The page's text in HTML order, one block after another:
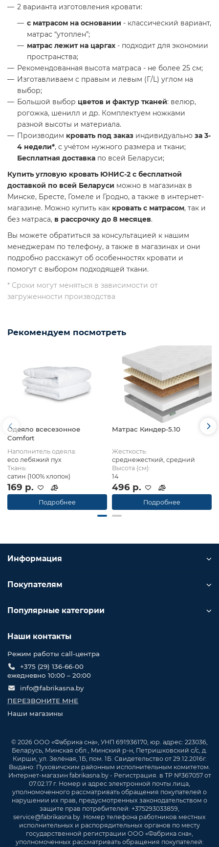
2 варианта изготовления кровати:
с матрасом на основании - классический вариант,
матрас “утоплен”;
матрас лежит на царгах - подходит для экономии
пространства;
Рекомендованная высота матраса - не более 25 см;
Изготавливаем с правым и левым (Г/L) углом на
выбор;
Большой выбор цветов и фактур тканей: велюр,
рогожка, шенилл и др. Комплектуем ножками
разной высоты и материала.
Производим кровать под заказ индивидуально за 3-
4 недели*, с учётом нужного размера и ткани;
Бесплатная доставка по всей Беларуси;
Купить угловую кровать ЮНИС-2 с бесплатной
доставкой по всей Беларуси можно в магазинах в
Минске, Бресте, Гомеле и Гродно, а также в интернет-
магазине. Можно купить как кровать с матрасом, так и
без матраса, в рассрочку до 8 месяцев.
Вы можете обратиться за консультацией к нашим
менеджерам по телефону, а также в магазинах и они
подробно расскажут об особенностях кровати и
помогут с выбором подходящей ткани.
* Сроки могут меняться в зависимости от
загруженности производства
Рекомендуем посмотреть
Одеяло всесезонное
Comfort
Наполнитель одеяла:
eco лебяжий пух
Ткань:
сатин (100% хлопок)
169 р.
Подробнее
Матрас Киндер-5.10
Жесткость:
среднежесткий, средний
Высота (см):
14
496 р.
Подробнее
Информация
Покупателям
Популярные категории
Наши контакты
Режим работы call-центра
+375 (29) 136-66-00
ежедневно 10:00 – 20:00
info@fabrikasna.by
ПЕРЕЗВОНИТЕ МНЕ
Наши магазины
© 2026 ООО «Фабрика сна», УНП 691936170, юр. адрес: 223036,
Беларусь, Минская обл., Минский р-н, Петришковский с/с, д.
Кирши, ул. Зелёная, 1Б, пом. 1Б. Свидетельство от 29.12.2016г.
Выдано: Пуховичским районным исполнительным комитетом.
Интернет-магазин fabrikasna.by - Регистрация. в ТР №367057 от
07.02.17 г. Номер и адрес электронной почты лица,
уполномоченного рассматривать обращения покупателей о
нарушении их прав, предусмотренных законодательством о
защите прав потребителей: +375293033859,
service@fabrikasna.by. Номер телефона работников местных
исполнительных и распорядительных органов по месту
государственной регистрации ООО «Фабрика сна»,
уполномоченных рассматривать обращения покупателей: